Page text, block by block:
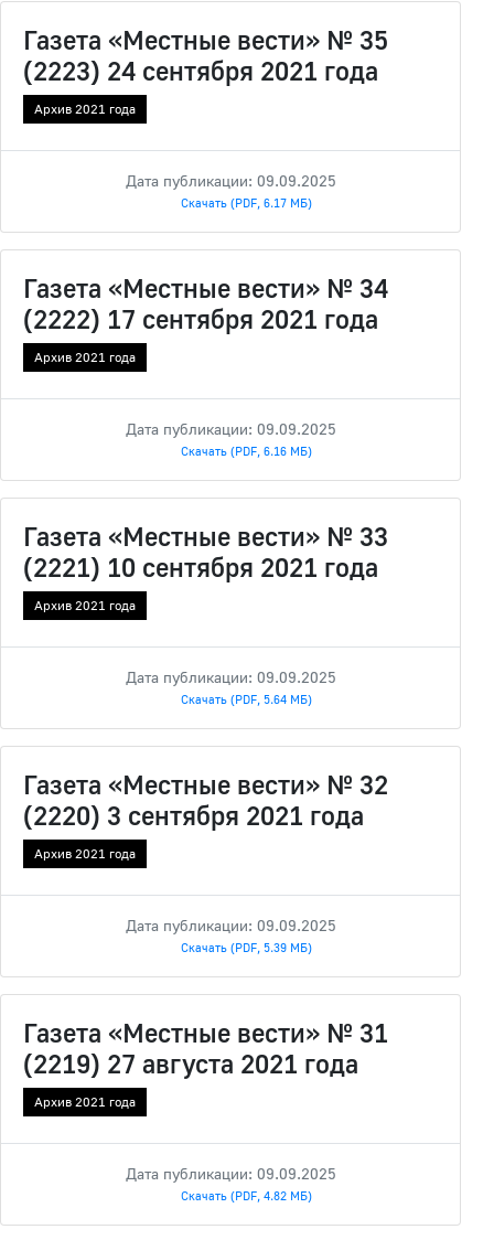
Газета «Местные вести» № 35
(2223) 24 сентября 2021 года
Архив 2021 года
Дата публикации: 09.09.2025
Скачать (PDF, 6.17 МБ)
Газета «Местные вести» № 34
(2222) 17 сентября 2021 года
Архив 2021 года
Дата публикации: 09.09.2025
Скачать (PDF, 6.16 МБ)
Газета «Местные вести» № 33
(2221) 10 сентября 2021 года
Архив 2021 года
Дата публикации: 09.09.2025
Скачать (PDF, 5.64 МБ)
Газета «Местные вести» № 32
(2220) 3 сентября 2021 года
Архив 2021 года
Дата публикации: 09.09.2025
Скачать (PDF, 5.39 МБ)
Газета «Местные вести» № 31
(2219) 27 августа 2021 года
Архив 2021 года
Дата публикации: 09.09.2025
Скачать (PDF, 4.82 МБ)